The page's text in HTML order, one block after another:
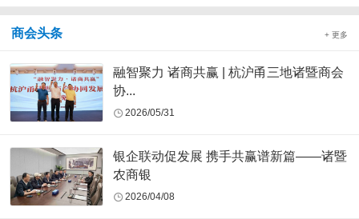
商会头条 + 更多
融智聚力 诸商共赢 | 杭沪甬三地诸暨商会
协...
2026/05/31
银企联动促发展 携手共赢谱新篇——诸暨
农商银
2026/04/08